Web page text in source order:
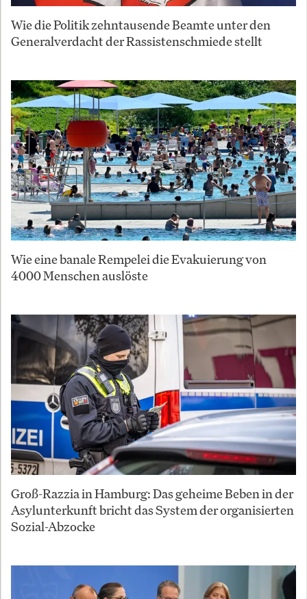
Wie die Politik zehntausende Beamte unter den
Generalverdacht der Rassistenschmiede stellt
Wie eine banale Rempelei die Evakuierung von
4000 Menschen auslöste
Groß-Razzia in Hamburg: Das geheime Beben in der
Asylunterkunft bricht das System der organisierten
Sozial-Abzocke